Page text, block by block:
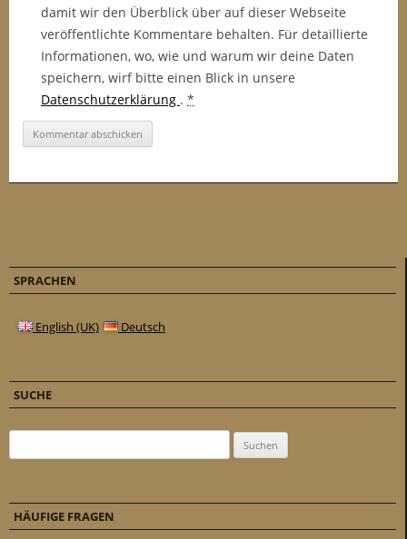
damit wir den Überblick über auf dieser Webseite
veröffentlichte Kommentare behalten. Für detaillierte
Informationen, wo, wie und warum wir deine Daten
speichern, wirf bitte einen Blick in unsere
Datenschutzerklärung . *
SPRACHEN
English (UK) Deutsch
SUCHE
HÄUFIGE FRAGEN